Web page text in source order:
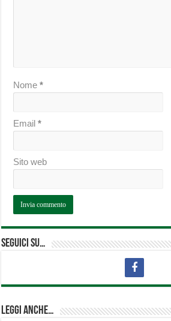
Nome*
Email*
Sito web
Seguici su…
Leggi anche…